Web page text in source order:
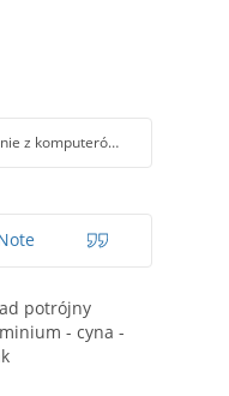
z komputerów Biblioteki PK
potrójny
- cyna -